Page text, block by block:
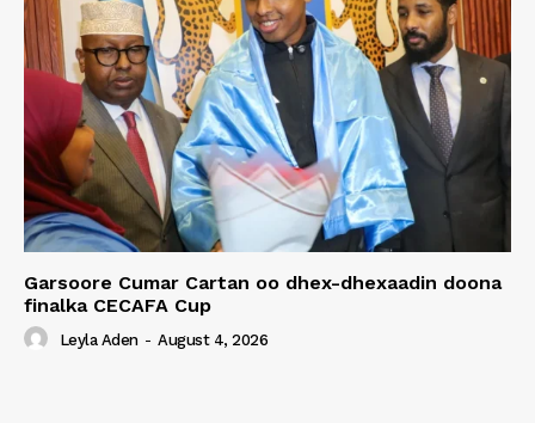
Garsoore Cumar Cartan oo dhex-dhexaadin doona
finalka CECAFA Cup
Leyla Aden - August 4, 2026